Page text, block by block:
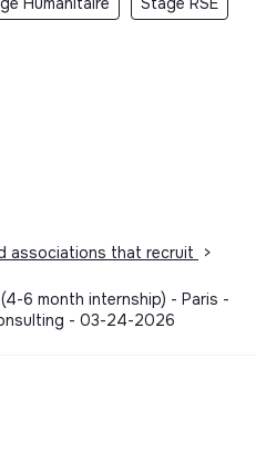
associations that recruit
>
6 month internship) - Paris -
- 03-24-2026